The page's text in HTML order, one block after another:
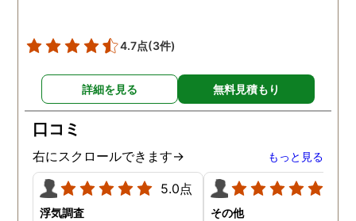
4.7点(3件)
詳細を見る 無料見積もり
口コミ
右にスクロールできます→ もっと見る
5.0点
浮気調査 その他